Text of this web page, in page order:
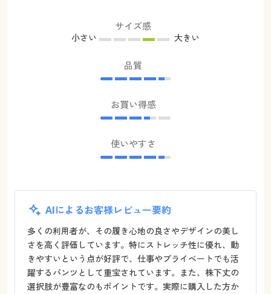
サイズ感
小さい 大きい
品質
お買い得感
使いやすさ
AIによるお客様レビュー要約
多くの利用者が、その履き心地の良さやデザインの美し
さを高く評価しています。特にストレッチ性に優れ、動
きやすいという点が好評で、仕事やプライベートでも活
躍するパンツとして重宝されています。また、株下丈の
選択肢が豊富なのもポイントです。実際に購入した方か